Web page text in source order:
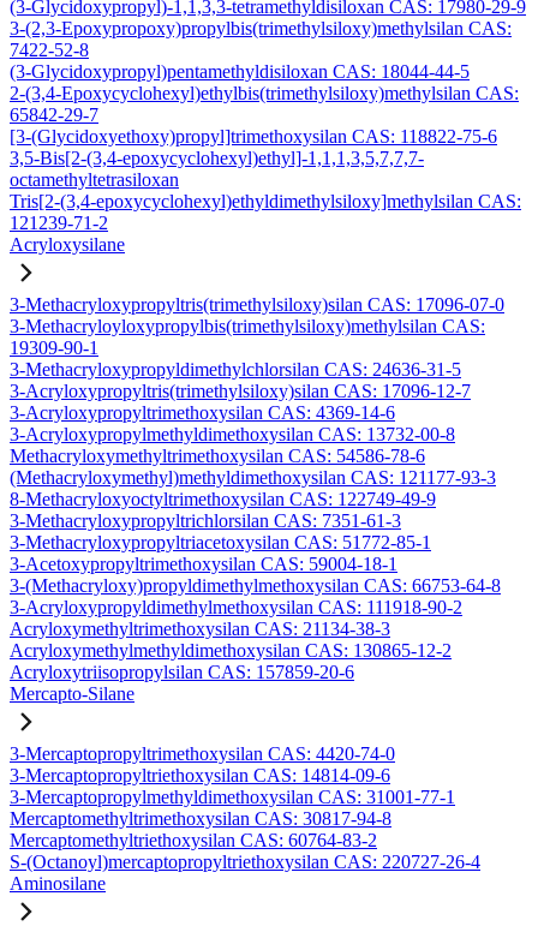
(3-Glycidoxypropyl)-1,1,3,3-tetramethyldisiloxan CAS: 17980-29-9
3-(2,3-Epoxypropoxy)propylbis(trimethylsiloxy)methylsilan CAS:
7422-52-8
(3-Glycidoxypropyl)pentamethyldisiloxan CAS: 18044-44-5
2-(3,4-Epoxycyclohexyl)ethylbis(trimethylsiloxy)methylsilan CAS:
65842-29-7
[3-(Glycidoxyethoxy)propyl]trimethoxysilan CAS: 118822-75-6
3,5-Bis[2-(3,4-epoxycyclohexyl)ethyl]-1,1,1,3,5,7,7,7-
octamethyltetrasiloxan
Tris[2-(3,4-epoxycyclohexyl)ethyldimethylsiloxy]methylsilan CAS:
121239-71-2
Acryloxysilane
3-Methacryloxypropyltris(trimethylsiloxy)silan CAS: 17096-07-0
3-Methacryloyloxypropylbis(trimethylsiloxy)methylsilan CAS:
19309-90-1
3-Methacryloxypropyldimethylchlorsilan CAS: 24636-31-5
3-Acryloxypropyltris(trimethylsiloxy)silan CAS: 17096-12-7
3-Acryloxypropyltrimethoxysilan CAS: 4369-14-6
3-Acryloxypropylmethyldimethoxysilan CAS: 13732-00-8
Methacryloxymethyltrimethoxysilan CAS: 54586-78-6
(Methacryloxymethyl)methyldimethoxysilan CAS: 121177-93-3
8-Methacryloxyoctyltrimethoxysilan CAS: 122749-49-9
3-Methacryloxypropyltrichlorsilan CAS: 7351-61-3
3-Methacryloxypropyltriacetoxysilan CAS: 51772-85-1
3-Acetoxypropyltrimethoxysilan CAS: 59004-18-1
3-(Methacryloxy)propyldimethylmethoxysilan CAS: 66753-64-8
3-Acryloxypropyldimethylmethoxysilan CAS: 111918-90-2
Acryloxymethyltrimethoxysilan CAS: 21134-38-3
Acryloxymethylmethyldimethoxysilan CAS: 130865-12-2
Acryloxytriisopropylsilan CAS: 157859-20-6
Mercapto-Silane
3-Mercaptopropyltrimethoxysilan CAS: 4420-74-0
3-Mercaptopropyltriethoxysilan CAS: 14814-09-6
3-Mercaptopropylmethyldimethoxysilan CAS: 31001-77-1
Mercaptomethyltrimethoxysilan CAS: 30817-94-8
Mercaptomethyltriethoxysilan CAS: 60764-83-2
S-(Octanoyl)mercaptopropyltriethoxysilan CAS: 220727-26-4
Aminosilane